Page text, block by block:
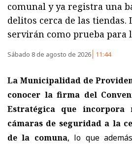
comunal y ya registra una
delitos cerca de las tiendas.
servirán como prueba para
Sábado 8 de agosto de 2026 11:44
La Municipalidad de
conocer la firma del
Estratégica que incorpora
cámaras de seguridad a la
de la comuna, lo que